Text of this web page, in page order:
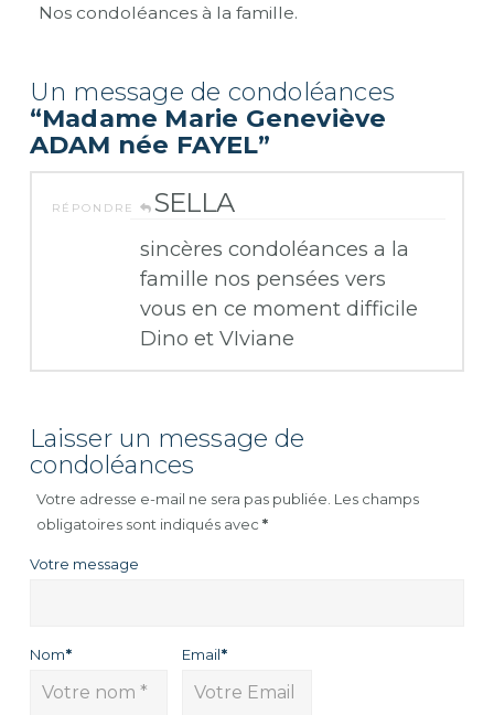
Nos condoléances à la famille.
Un message de condoléances
“Madame Marie Geneviève
ADAM née FAYEL”
RÉPONDRE SELLA
sincères condoléances a la
famille nos pensées vers
vous en ce moment difficile
Dino et VIviane
Laisser un message de
condoléances
Votre adresse e-mail ne sera pas publiée. Les champs
obligatoires sont indiqués avec*
Votre message
Nom* Email*